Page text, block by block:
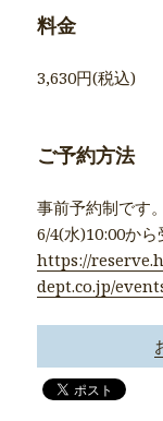
料金
3,630円(税込)
ご予約方法
事前予約制です。
6/4(水)10:00から
https://
dept.co.jp/